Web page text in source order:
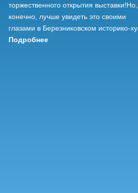
торжественного открытия выставки!Но,
конечно, лучше увидеть это своими
глазами в Березниковском историко-
Подробнее